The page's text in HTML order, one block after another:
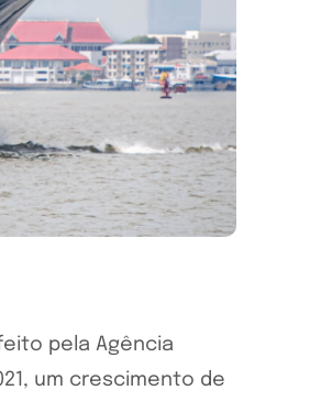
pela Agência
um crescimento de